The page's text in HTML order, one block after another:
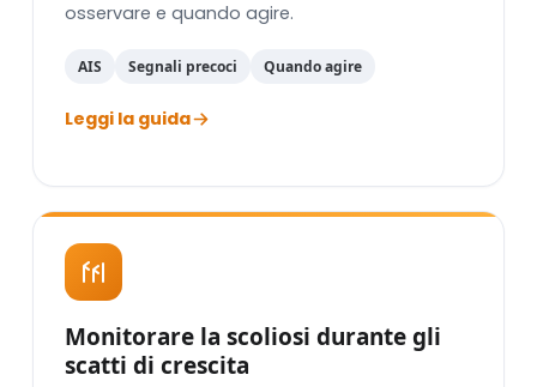
osservare e quando agire.
AIS Segnali precoci Quando agire
Leggi la guida
Monitorare la scoliosi durante gli
scatti di crescita